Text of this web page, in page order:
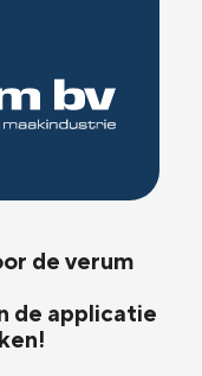
de verum
de applicatie